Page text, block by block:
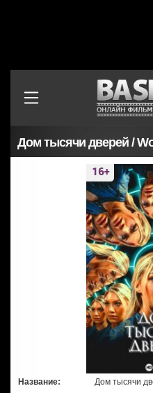
Дом тысячи дверей /
Название:
Дом тысячи